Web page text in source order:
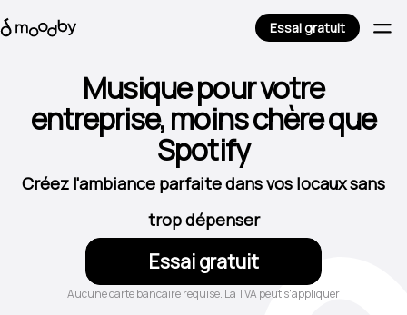
Essai gratuit
Musique pour votre
entreprise, moins chère que
Spotify
Créez l'ambiance parfaite dans vos locaux sans
trop dépenser
Essai gratuit
Aucune carte bancaire requise. La TVA peut s'appliquer